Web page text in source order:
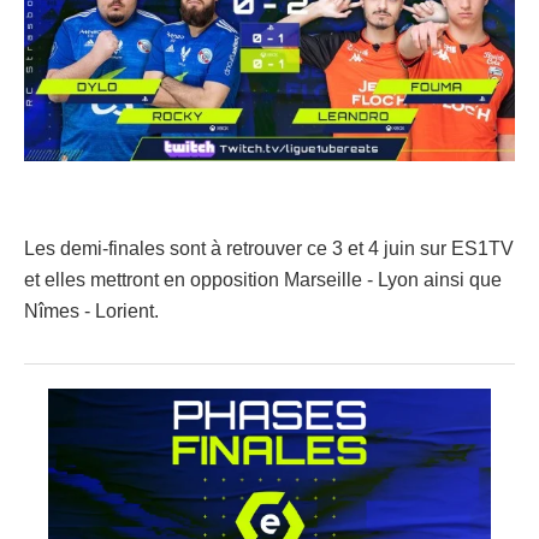
Les demi-finales sont à retrouver ce 3 et 4 juin sur ES1TV
et elles mettront en opposition Marseille - Lyon ainsi que
Nîmes - Lorient.